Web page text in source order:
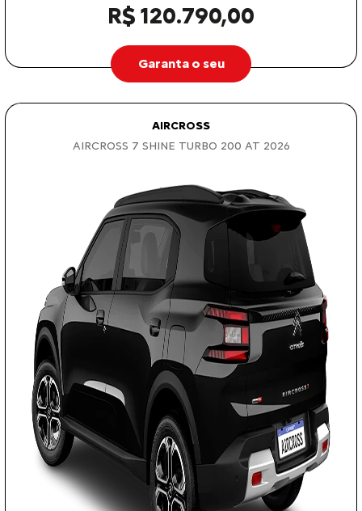
R$ 120.790,00
Garanta o seu
AIRCROSS
AIRCROSS 7 SHINE TURBO 200 AT 2026